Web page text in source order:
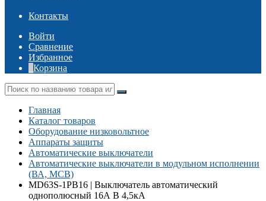
Контакты
Войти
Сравнение
Избранное
Корзина
Главная
Каталог товаров
Оборудование низковольтное
Аппараты защиты
Автоматические выключатели
Автоматические выключатели в модульном исполнении
(ВА, MCB)
MD63S-1PB16 | Выключатель автоматический
однополюсный 16А B 4,5кА